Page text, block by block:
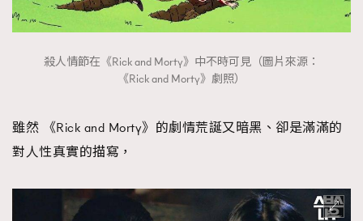
殺人情節在《Rick and Morty》中不時可見（圖片來源：
《Rick and Morty》劇照）
雖然 《Rick and Morty》的劇情荒誕又暗黑、卻是滿滿的
對人性真實的描寫，